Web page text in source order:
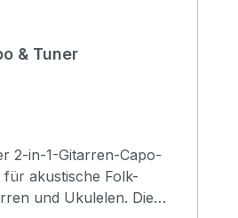
& Tuner
2-in-1-Gitarren-Capo-
für akustische Folk-
und Ukulelen. Die